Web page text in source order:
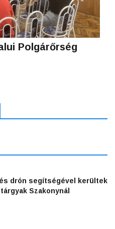
Polgárőrség
drón segítségével kerültek
Szakonynál